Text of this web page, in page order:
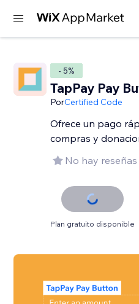
- 5%
TapPay Pay
PorCertified Code
Ofrece un pago
compras y
No hay
Plan gratuito disponible